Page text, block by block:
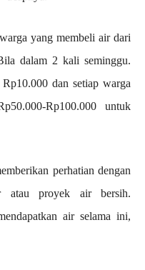
yang membeli air dari
dalam 2 kali seminggu.
dan setiap warga
Rp100.000 untuk
perhatian dengan
atau proyek air bersih.
air selama ini,